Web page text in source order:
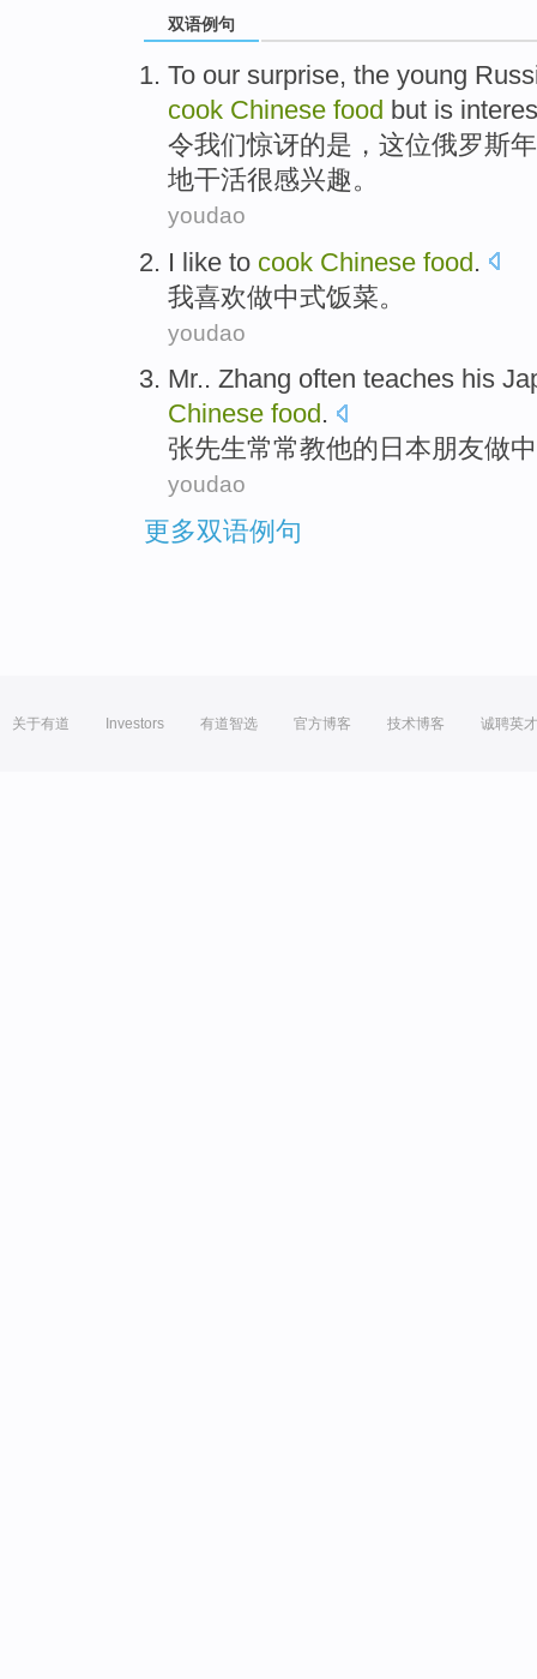
双语例句
To our surprise, the young
cook Chinese food but is
令我们惊讶的是，这位俄罗斯
地干活很感兴趣。
youdao
I like to cook Chinese food.
我喜欢做中式饭菜。
youdao
Mr.. Zhang often teaches his
Chinese food .
张先生常常教他的 日本朋友做
youdao
更多双语例句
关于有道 Investors 有道智选 官方博客 技术博客 诚聘英才